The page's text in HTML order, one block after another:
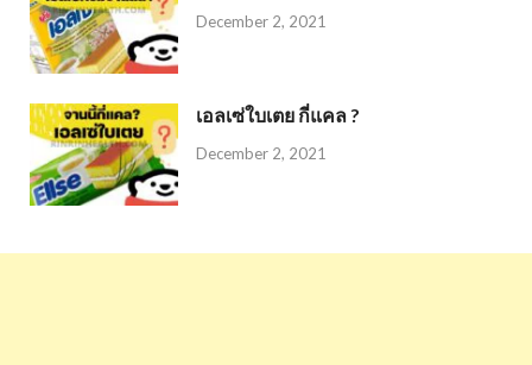
December 2, 2021
เอลเซ่ใบเตย กี่แคล ?
December 2, 2021